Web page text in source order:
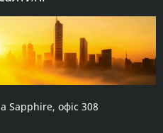
Sapphire, офіс 308